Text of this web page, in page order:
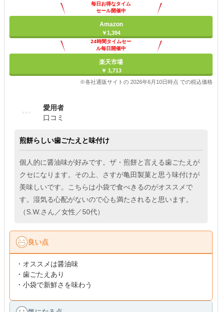
毎日お得なタイム
セール開催中
Amazon
￥1,394
24時間タイムセー
ル毎日開催中
楽天市場
￥ 1,713
※各社通販サイトの 2026年6月10日時点 での税込価格
愛用者
口コミ
煎餅らしい歯ごたえと味付け
個人的に醤油味が好みです。ザ・煎餅と言える歯ごたえが
クセになります。その上、さすが亀田製菓と思う味付けが
美味しいです。こちらは小袋で食べきるのがオススメで
す。湿気る心配がないので心も満たされると思います。
（S.W.さん／女性／50代）
良い点
・オススメは醤油味
・歯ごたえあり
・小袋で新鮮さを味わう